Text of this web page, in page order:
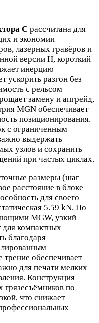
C рассчитана для
и экономии
лазерных гравёров и
версии H, короткий
инерцию
ускорить разгон без
с рельсом
замену и апгрейд,
MGN обеспечивает
позиционирования.
с ограниченным
выдержать
узлов и сохранить
при частых циклах.
размеры (шаг
расстояние в блоке
для своего
5.59 kN. По
MGW, узкий
компактных
благодаря
обеспечивает
для печати мелких
Конструкция
грязесъёмников по
что снижает